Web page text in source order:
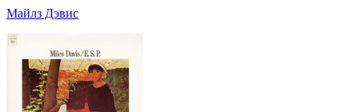
Майлз Дэвис